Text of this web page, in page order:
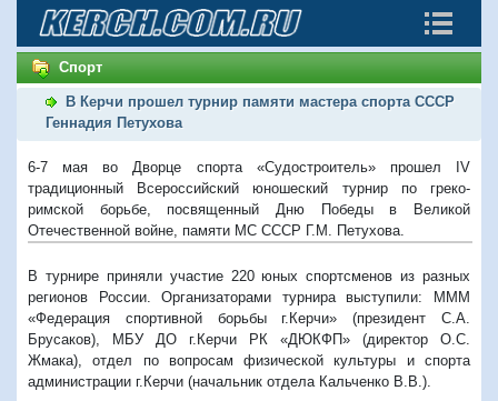
Спорт
В Керчи прошел турнир памяти мастера спорта СССР
Геннадия Петухова
6-7 мая во Дворце спорта «Судостроитель» прошел IV
традиционный Всероссийский юношеский турнир по греко-
римской борьбе, посвященный Дню Победы в Великой
Отечественной войне, памяти МС СССР Г.М. Петухова.
В турнире приняли участие 220 юных спортсменов из разных
регионов России. Организаторами турнира выступили: МММ
«Федерация спортивной борьбы г.Керчи» (президент С.А.
Брусаков), МБУ ДО г.Керчи РК «ДЮКФП» (директор О.С.
Жмака), отдел по вопросам физической культуры и спорта
администрации г.Керчи (начальник отдела Кальченко В.В.).